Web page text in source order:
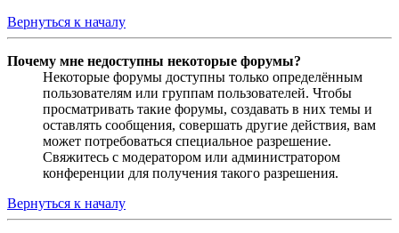
Вернуться к началу
Почему мне недоступны некоторые форумы?
Некоторые форумы доступны только определённым
пользователям или группам пользователей. Чтобы
просматривать такие форумы, создавать в них темы и
оставлять сообщения, совершать другие действия, вам
может потребоваться специальное разрешение.
Свяжитесь с модератором или администратором
конференции для получения такого разрешения.
Вернуться к началу